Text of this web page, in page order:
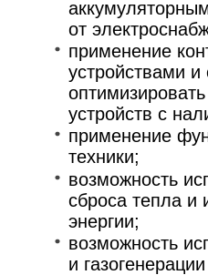
от
применение
устройствами и
устройств с
применение
техники;
возможность
сброса тепла и
энергии;
возможность
и